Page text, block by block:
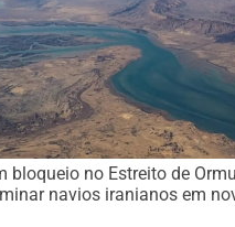
bloqueio no Estreito de
navios iranianos em